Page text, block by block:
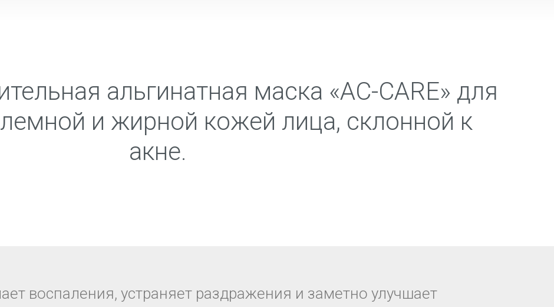
альгинатная маска «AC-CARE» для
и жирной кожей лица, склонной к
акне.
воспаления, устраняет раздражения и заметно улучшает